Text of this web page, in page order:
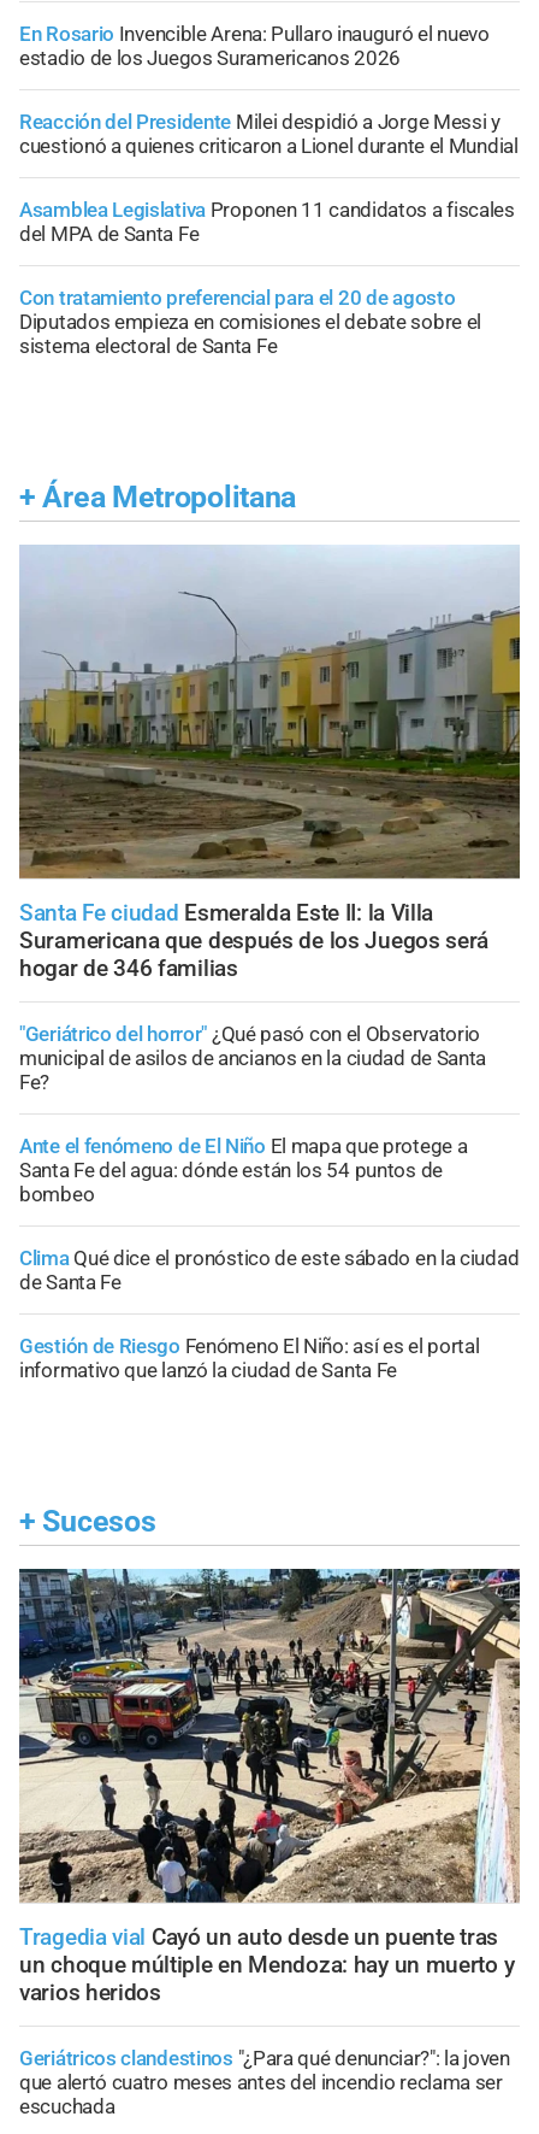
En Rosario Invencible Arena: Pullaro inauguró el nuevo
estadio de los Juegos Suramericanos 2026
Reacción del Presidente Milei despidió a Jorge Messi y
cuestionó a quienes criticaron a Lionel durante el Mundial
Asamblea Legislativa Proponen 11 candidatos a fiscales
del MPA de Santa Fe
Con tratamiento preferencial para el 20 de agosto
Diputados empieza en comisiones el debate sobre el
sistema electoral de Santa Fe
+ Área Metropolitana
Santa Fe ciudad Esmeralda Este II: la Villa
Suramericana que después de los Juegos será
hogar de 346 familias
"Geriátrico del horror" ¿Qué pasó con el Observatorio
municipal de asilos de ancianos en la ciudad de Santa
Fe?
Ante el fenómeno de El Niño El mapa que protege a
Santa Fe del agua: dónde están los 54 puntos de
bombeo
Clima Qué dice el pronóstico de este sábado en la ciudad
de Santa Fe
Gestión de Riesgo Fenómeno El Niño: así es el portal
informativo que lanzó la ciudad de Santa Fe
+ Sucesos
Tragedia vial Cayó un auto desde un puente tras
un choque múltiple en Mendoza: hay un muerto y
varios heridos
Geriátricos clandestinos "¿Para qué denunciar?": la joven
que alertó cuatro meses antes del incendio reclama ser
escuchada